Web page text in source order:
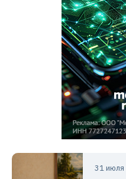
31 июля